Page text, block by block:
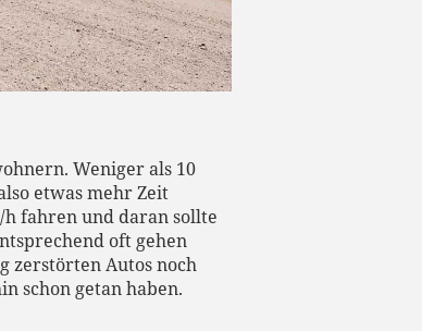
Weniger als 10
etwas mehr Zeit
h fahren und daran sollte
oft gehen
zerstörten Autos noch
schon getan haben.